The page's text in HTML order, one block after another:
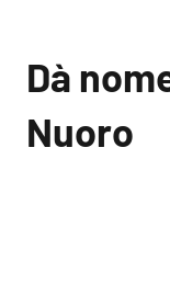
Dà
Nuoro